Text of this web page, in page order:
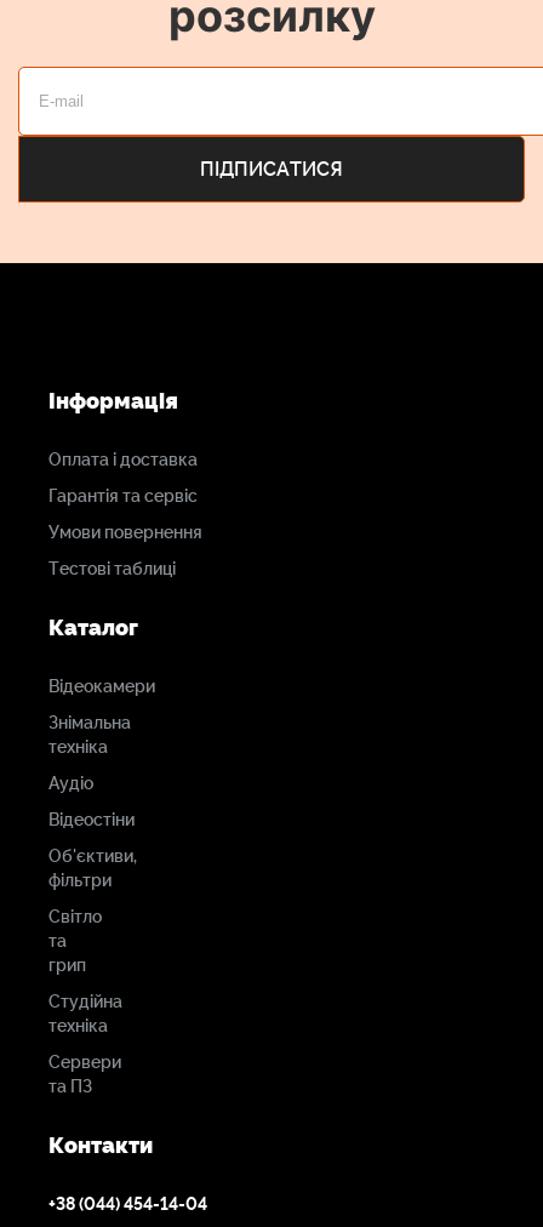
розсилку
Інформація
Оплата і доставка
Гарантія та сервіс
Умови повернення
Тестові таблиці
Каталог
Відеокамери
Знімальна
техніка
Аудіо
Відеостіни
Об'єктиви,
фільтри
Світло
та
грип
Студійна
техніка
Сервери
та ПЗ
Контакти
+38 (044) 454-14-04